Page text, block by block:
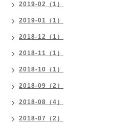
2019-02（1）
2019-01（1）
2018-12（1）
2018-11（1）
2018-10（1）
2018-09（2）
2018-08（4）
2018-07（2）